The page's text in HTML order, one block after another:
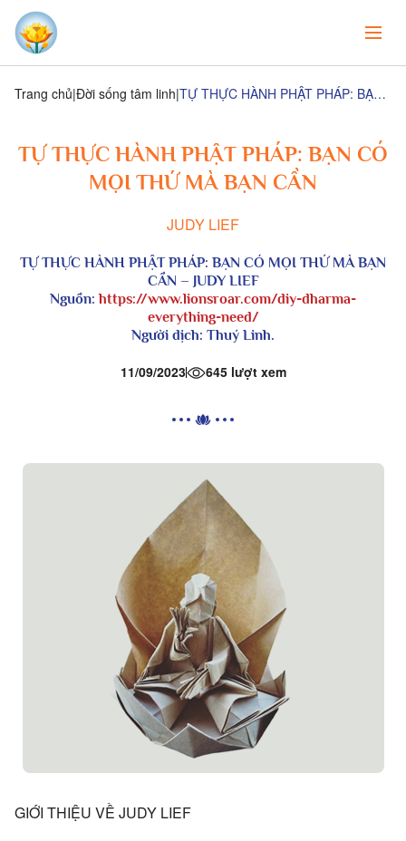
Trang chủ Đời sống tâm linh TỰ THỰC HÀNH PHẬT PHÁP: BẠN CÓ MỌI THỨ MÀ BẠN CẦN
TỰ THỰC HÀNH PHẬT PHÁP: BẠN CÓ
MỌI THỨ MÀ BẠN CẦN
JUDY LIEF
TỰ THỰC HÀNH PHẬT PHÁP: BẠN CÓ MỌI THỨ MÀ BẠN
CẦN – JUDY LIEF
Nguồn:https://www.lionsroar.com/diy-dharma-
everything-need/
Người dịch: Thuý Linh.
11/09/2023 645 lượt xem
GIỚI THIỆU VỀ JUDY LIEF